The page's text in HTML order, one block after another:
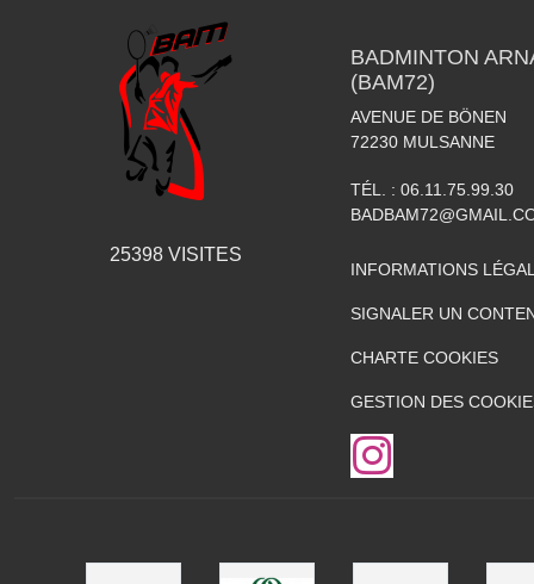
25398VISITES
BADMINTON
(BAM72)
AVENUE DE BÖNEN
72230 MULSANNE
TÉL. : 06.11.75.99.30
INFORMATIONS
SIGNALER UN
CHARTE COOKIES
GESTION DES